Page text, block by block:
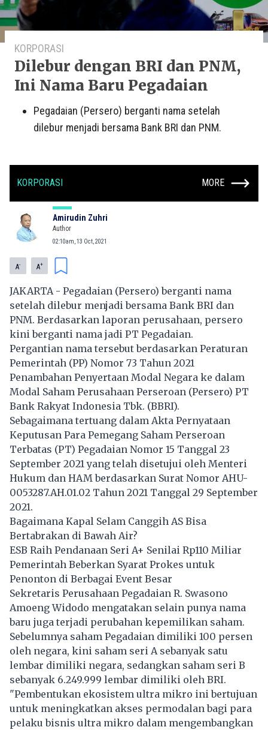
KORPORASI
Dilebur dengan BRI dan PNM,
Ini Nama Baru Pegadaian
Pegadaian (Persero) berganti nama setelah
dilebur menjadi bersama Bank BRI dan PNM.
KORPORASI MORE
Amirudin Zuhri
Author
02:10am, 13 Oct, 2021
A- A+
JAKARTA - Pegadaian (Persero) berganti nama
setelah dilebur menjadi bersama Bank BRI dan
PNM. Berdasarkan laporan perusahaan, persero
kini berganti nama jadi PT Pegadaian.
Pergantian nama tersebut berdasarkan Peraturan
Pemerintah (PP) Nomor 73 Tahun 2021
Penambahan Penyertaan Modal Negara ke dalam
Modal Saham Perusahaan Perseroan (Persero) PT
Bank Rakyat Indonesia Tbk. (BBRI).
Sebagaimana tertuang dalam Akta Pernyataan
Keputusan Para Pemegang Saham Perseroan
Terbatas (PT) Pegadaian Nomor 15 Tanggal 23
September 2021 yang telah disetujui oleh Menteri
Hukum dan HAM berdasarkan Surat Nomor AHU-
0053287.AH.01.02 Tahun 2021 Tanggal 29 September
2021.
Bagaimana Kapal Selam Canggih AS Bisa
Bertabrakan di Bawah Air?
ESB Raih Pendanaan Seri A+ Senilai Rp110 Miliar
Pemerintah Beberkan Syarat Prokes untuk
Penonton di Berbagai Event Besar
Sekretaris Perusahaan Pegadaian R. Swasono
Amoeng Widodo mengatakan selain punya nama
baru juga terjadi perubahan kepemilikan saham.
Sebelumnya saham Pegadaian dimiliki 100 persen
oleh negara, kini saham seri A sebanyak satu
lembar dimiliki negara, sedangkan saham seri B
sebanyak 6.249.999 lembar dimiliki oleh BRI.
"Pembentukan ekosistem ultra mikro ini bertujuan
untuk meningkatkan akses permodalan bagi para
pelaku bisnis ultra mikro dalam mengembangkan